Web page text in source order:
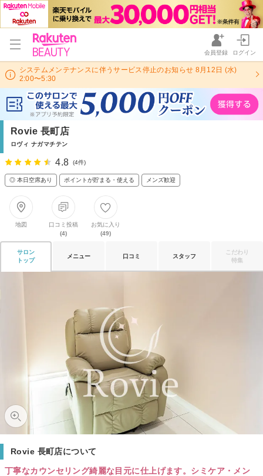
会員登録 ログイン
システムメンテナンスに伴うサービス停止のお知らせ 8月12日 (水)
2:00〜5:30
Rovie 長町店
ロヴィ ナガマチテン
4.8 (4件)
◎ 本日空席あり ポイントが貯まる・使える メンズ歓迎
地図
口コミ投稿
(4)
お気に入り
(49)
サロン
トップ
メニュー 口コミ スタッフ
こだわり
特集
Rovie 長町店について
丁寧なカウンセリング綺麗な目元に仕上げます。シミケア・メン